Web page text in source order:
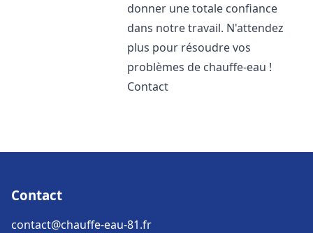
donner une totale confiance
dans notre travail. N'attendez
plus pour résoudre vos
problèmes de chauffe-eau !
Contact
Contact
contact@chauffe-eau-81.fr